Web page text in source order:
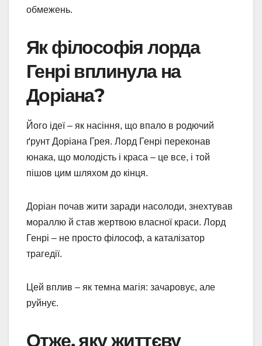
обмежень.
Як філософія лорда
Генрі вплинула на
Доріана?
Його ідеї – як насіння, що впало в родючий
ґрунт Доріана Грея. Лорд Генрі переконав
юнака, що молодість і краса – це все, і той
пішов цим шляхом до кінця.
Доріан почав жити заради насолоди, знехтував
мораллю й став жертвою власної краси. Лорд
Генрі – не просто філософ, а каталізатор
трагедії.
Цей вплив – як темна магія: зачаровує, але
руйнує.
Отже, яку життєву